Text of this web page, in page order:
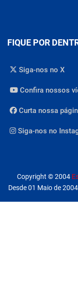
FIQUE POR
Siga-nos no X
Confira nossos
Curta nossa
Siga-nos no
Copyright © 2004
Desde 01 Maio de